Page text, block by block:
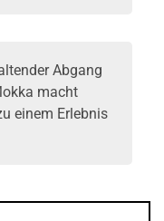
Abgang
macht
einem Erlebnis